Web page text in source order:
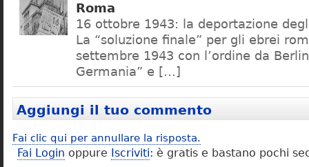
Roma
16 ottobre 1943: la deportazione
La “soluzione finale” per gli ebrei
settembre 1943 con l’ordine da
Germania” e […]
Aggiungi il tuo commento
Fai clic qui per annullare la risposta.
Fai Login oppure Iscriviti: è gratis e bastano pochi